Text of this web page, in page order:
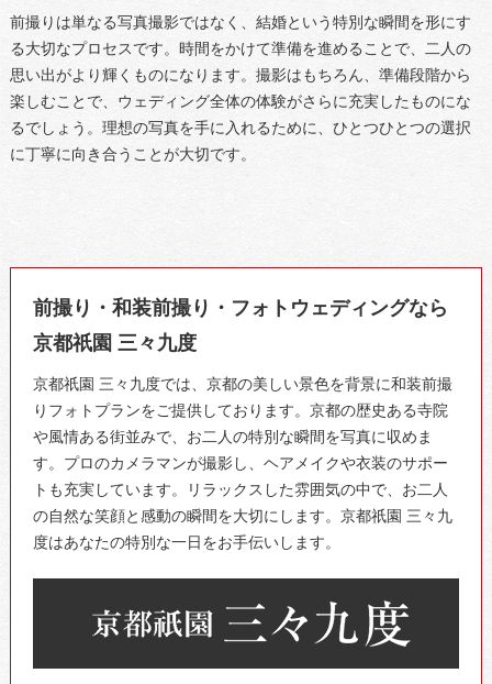
前撮りは単なる写真撮影ではなく、結婚という特別な瞬間を形にす
る大切なプロセスです。時間をかけて準備を進めることで、二人の
思い出がより輝くものになります。撮影はもちろん、準備段階から
楽しむことで、ウェディング全体の体験がさらに充実したものにな
るでしょう。理想の写真を手に入れるために、ひとつひとつの選択
に丁寧に向き合うことが大切です。
前撮り・和装前撮り・フォトウェディングなら
京都祇園 三々九度
京都祇園 三々九度では、京都の美しい景色を背景に和装前撮
りフォトプランをご提供しております。京都の歴史ある寺院
や風情ある街並みで、お二人の特別な瞬間を写真に収めま
す。プロのカメラマンが撮影し、ヘアメイクや衣装のサポー
トも充実しています。リラックスした雰囲気の中で、お二人
の自然な笑顔と感動の瞬間を大切にします。京都祇園 三々九
度はあなたの特別な一日をお手伝いします。